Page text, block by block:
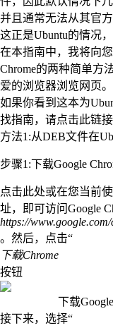
并且通常无法从其官
这正是Ubuntu的情况
在本指南中，我将向
Chrome的两种简单方
爱的浏览器浏览网页
如果你看到这本为
找指南，请点击此链接
方法1:从DEB文件在
步骤1:下载Google
点击此处或在您当前
址，即可访问Google
https://www.google.com/
。然后，点击“
下载Chrome
按钮
下载
接下来，选择“